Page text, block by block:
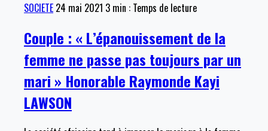
SOCIETE 24 mai 2021 3 min : Temps de lecture
Couple : « L’épanouissement de la
femme ne passe pas toujours par un
mari » Honorable Raymonde Kayi
LAWSON